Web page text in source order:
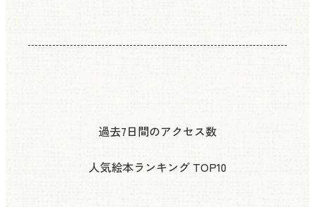
過去7日間のアクセス数
人気絵本ランキング TOP10